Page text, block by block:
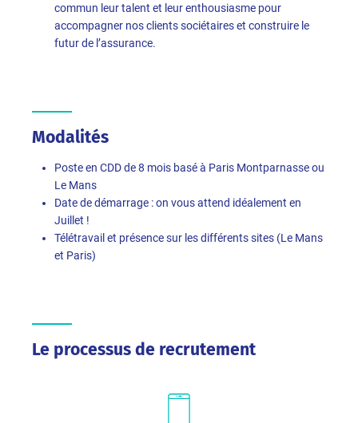
commun leur talent et leur enthousiasme pour
accompagner nos clients sociétaires et construire le
futur de l’assurance.
Modalités
Poste en CDD de 8 mois baséà Paris Montparnasse ou
Le Mans
Date de démarrage : on vous attend idéalement en
Juillet !
Télétravail et présence sur les différents sites (Le Mans
et Paris)
Le processus de recrutement